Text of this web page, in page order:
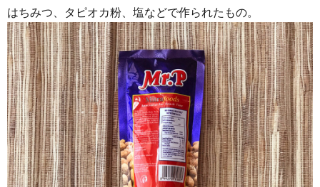
はちみつ、タピオカ粉、塩などで作られたもの。